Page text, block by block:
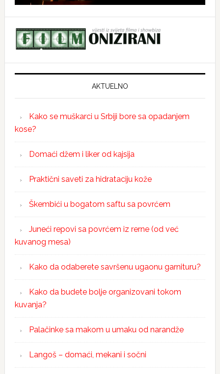
AKTUELNO
Kako se muškarci u Srbiji bore sa opadanjem
kose?
Domaći džem i liker od kajsija
Praktični saveti za hidrataciju kože
Škembići u bogatom saftu sa povrćem
Juneći repovi sa povrćem iz rerne (od već
kuvanog mesa)
Kako da odaberete savršenu ugaonu garnituru?
Kako da budete bolje organizovani tokom
kuvanja?
Palačinke sa makom u umaku od narandže
Langoš – domaći, mekani i sočni